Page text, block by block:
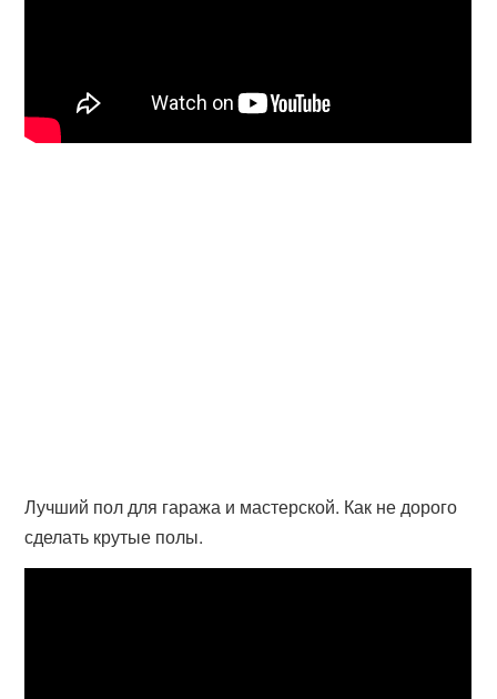
Лучший пол для гаража и мастерской. Как не дорого
сделать крутые полы.